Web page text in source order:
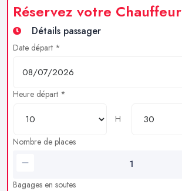
Réservez votre Chauffeur
Détails passager
Date départ *
Heure départ *
H
Nombre de places
Bagages en soutes